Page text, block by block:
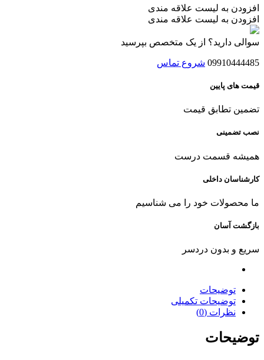
افزودن به لیست علاقه مندی
افزودن به لیست علاقه مندی
سوالی دارید؟ از یک متخصص بپرسید
09910444485 شروع تماس
قیمت های پایین
تضمین تطابق قیمت
نصب تضمینی
همیشه قسمت درست
کارشناسان داخلی
ما محصولات خود را می شناسیم
بازگشت آسان
سریع و بدون دردسر
توضیحات
توضیحات تکمیلی
نظرات (0)
توضیحات